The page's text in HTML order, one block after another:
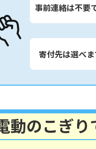
事前連絡は不要
寄付先は選べま
動のこぎ